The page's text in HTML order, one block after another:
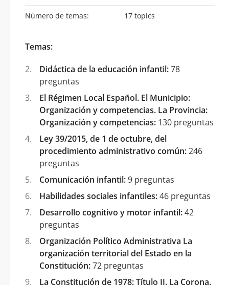
Número de temas: 17 topics
Temas:
Didáctica de la educación infantil:78
preguntas
El Régimen Local Español. El Municipio:
Organización y competencias. La Provincia:
Organización y competencias: 130 preguntas
Ley 39/2015, de 1 de octubre, del
procedimiento administrativo común:246
preguntas
Comunicación infantil:9 preguntas
Habilidades sociales infantiles:46 preguntas
Desarrollo cognitivo y motor infantil:42
preguntas
Organización Político Administrativa La
organización territorial del Estado en la
Constitución:72 preguntas
La Constitución de 1978: Título II. La Corona.